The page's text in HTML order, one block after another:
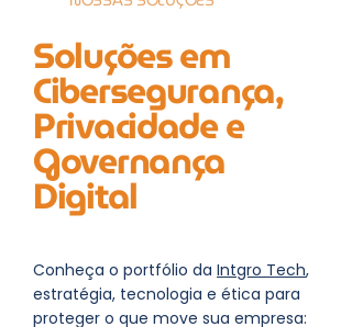
Soluções em
Cibersegurança,
Privacidade e
Governança
Digital
Conheça o portfólio da Intgro Tech,
estratégia, tecnologia e ética para
proteger o que move sua empresa: